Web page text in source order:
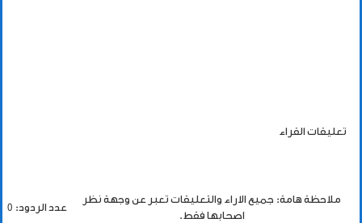
تعليقات القراء
ملاحظة هامة: جميع الاراء والتعليقات تعبر عن وجهة نظر
اصحابها فقط.
عدد الردود: 0